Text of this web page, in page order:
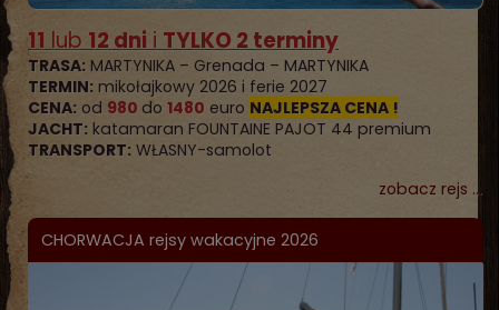
11 lub 12 dni i TYLKO 2 terminy
TRASA: MARTYNIKA – Grenada – MARTYNIKA
TERMIN: mikołajkowy 2026 i ferie 2027
CENA: od 980 do 1480 euro NAJLEPSZA CENA !
JACHT: katamaran FOUNTAINE PAJOT 44 premium
TRANSPORT: WŁASNY-samolot
zobacz rejs ...
CHORWACJA rejsy wakacyjne 2026